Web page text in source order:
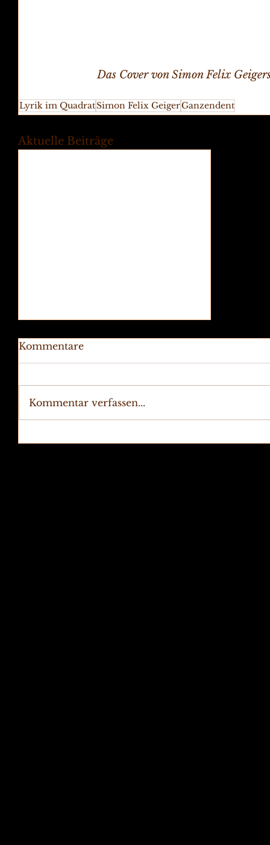
Das Cover von Simon Felix
Lyrik im QuadratSimon Felix GeigerGanzendent
Aktuelle Beiträge
Kommentare
Kommentar verfassen...